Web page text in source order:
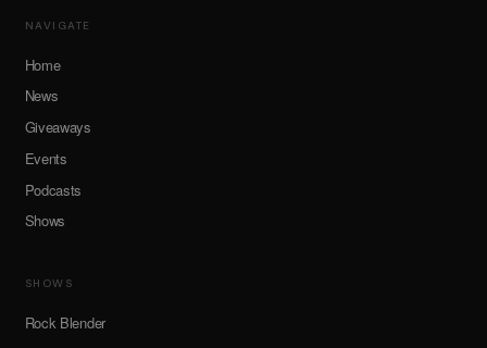
NAVIGATE
Home
News
Giveaways
Events
Podcasts
Shows
SHOWS
Rock Blender